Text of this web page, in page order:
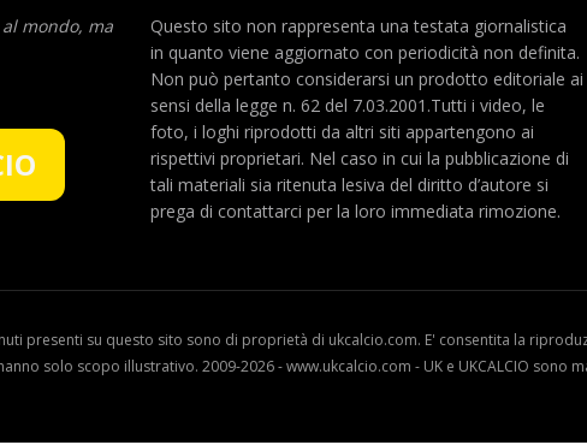
mondo, ma
Questo sito non rappresenta una testata giornalistica
in quanto viene aggiornato con periodicità non definita.
Non può pertanto considerarsi un prodotto editoriale ai
sensi della legge n. 62 del 7.03.2001.Tutti i video, le
foto, i loghi riprodotti da altri siti appartengono ai
rispettivi proprietari. Nel caso in cui la pubblicazione di
tali materiali sia ritenuta lesiva del diritto d’autore si
prega di contattarci per la loro immediata rimozione.
presenti su questo sito sono di proprietà di ukcalcio.com. E' consentita la
solo scopo illustrativo. 2009-2026 - www.ukcalcio.com - UK e UKCALCIO sono